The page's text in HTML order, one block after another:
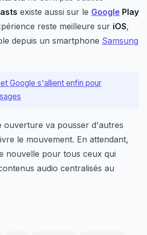
existe aussi sur le Google Play
reste meilleure sur iOS,
depuis un smartphone Samsung
Google s'allient enfin pour
ouverture va pousser d'autres
le mouvement. En attendant,
nouvelle pour tous ceux qui
audio centralisés au